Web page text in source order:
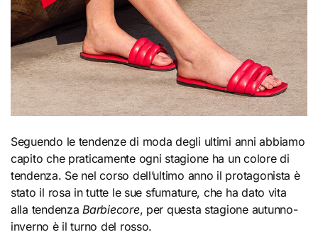
Seguendo le tendenze di moda degli ultimi anni abbiamo
capito che praticamente ogni stagione ha un colore di
tendenza. Se nel corso dell’ultimo anno il protagonista è
stato il rosa in tutte le sue sfumature, che ha dato vita
alla tendenzaBarbiecore, per questa stagione autunno-
inverno è il turno del rosso.